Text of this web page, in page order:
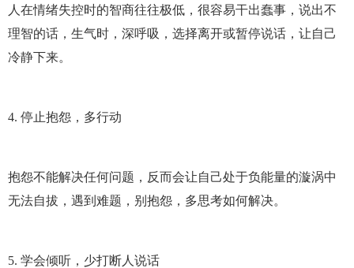
人在情绪失控时的智商往往极低，很容易干出蠢事，说出不
理智的话，生气时，深呼吸，选择离开或暂停说话，让自己
冷静下来。
4. 停止抱怨，多行动
抱怨不能解决任何问题，反而会让自己处于负能量的漩涡中
无法自拔，遇到难题，别抱怨，多思考如何解决。
5. 学会倾听，少打断人说话